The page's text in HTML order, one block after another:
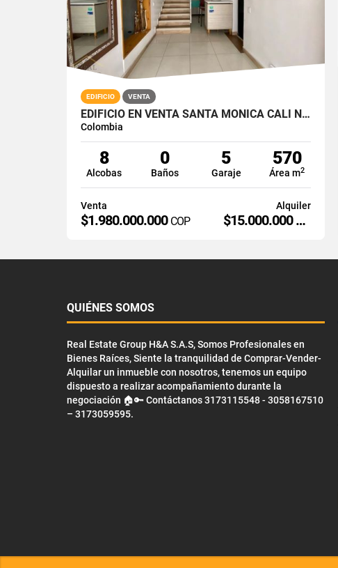
EDIFICIO VENTA
EDIFICIO EN VENTA SANTA MONICA CALI NORTE
Colombia
8
Alcobas
0
Baños
5
Garaje
570
Área m2
Venta
$1.980.000.000 COP
Alquiler
$15.000.000
COP
QUIÉNES SOMOS
Real Estate Group H&A S.A.S, Somos Profesionales en
Bienes Raíces, Siente la tranquilidad de Comprar-Vender-
Alquilar un inmueble con nosotros, tenemos un equipo
dispuesto a realizar acompañamiento durante la
negociación 🏠🔑 Contáctanos 3173115548 - 3058167510
– 3173059595.